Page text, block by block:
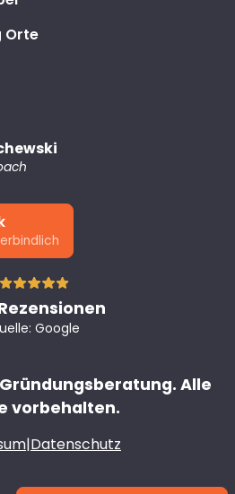
Orte
Google
Alle
vorbehalten.
|Datenschutz